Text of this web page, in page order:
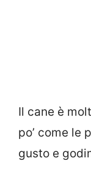
Il cane è
po’ come le
gusto e